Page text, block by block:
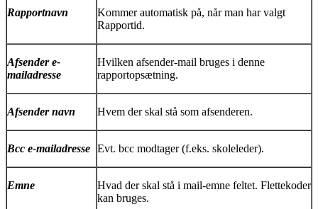
Rapportnavn
Kommer automatisk på, når man har valgt
Rapportid.
Afsender e-
mailadresse
Hvilken afsender-mail bruges i denne
rapportopsætning.
Afsender navn Hvem der skal stå som afsenderen.
Bcc e-mailadresse Evt. bcc modtager (f.eks. skoleleder).
Emne
Hvad der skal stå i mail-emne feltet. Flettekoder
kan bruges.